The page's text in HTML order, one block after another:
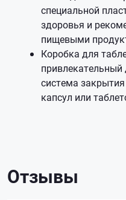
специальной
здоровья и
пищевыми
Коробка для
привлекательный
система
капсул или
Отзывы